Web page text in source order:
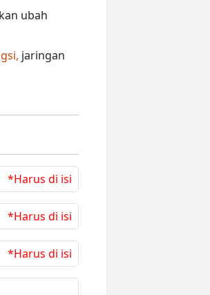
ubah
jaringan
*Harus di isi
*Harus di isi
*Harus di isi